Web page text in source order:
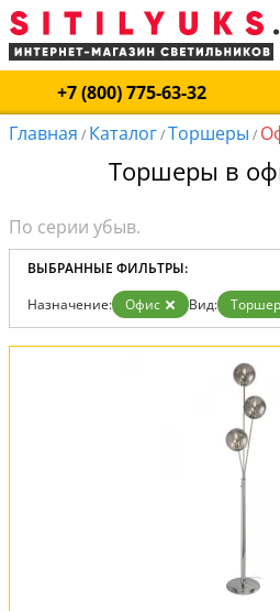
+7 (800) 775-63-32
Главная / Каталог/Торшеры /
Торшеры в
ВЫБРАННЫЕ ФИЛЬТРЫ:
Назначение: Офис Вид: